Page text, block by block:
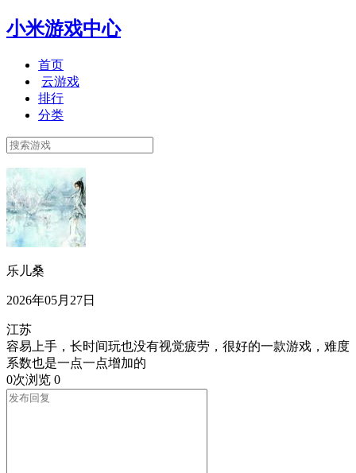
小米游戏中心
首页
云游戏
排行
分类
乐儿桑
2026年05月27日
江苏
容易上手，长时间玩也没有视觉疲劳，很好的一款游戏，难度
系数也是一点一点增加的
0次浏览 0